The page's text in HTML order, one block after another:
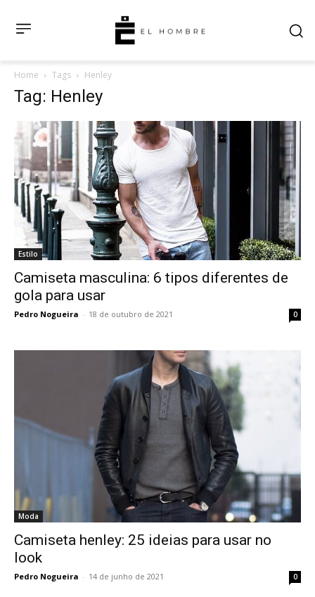
Home Tags Henley
Tag: Henley
Estilo
Camiseta masculina: 6 tipos diferentes de
gola para usar
Pedro Nogueira - 18 de outubro de 2021 0
Moda
Camiseta henley: 25 ideias para usar no
look
Pedro Nogueira - 14 de junho de 2021 0